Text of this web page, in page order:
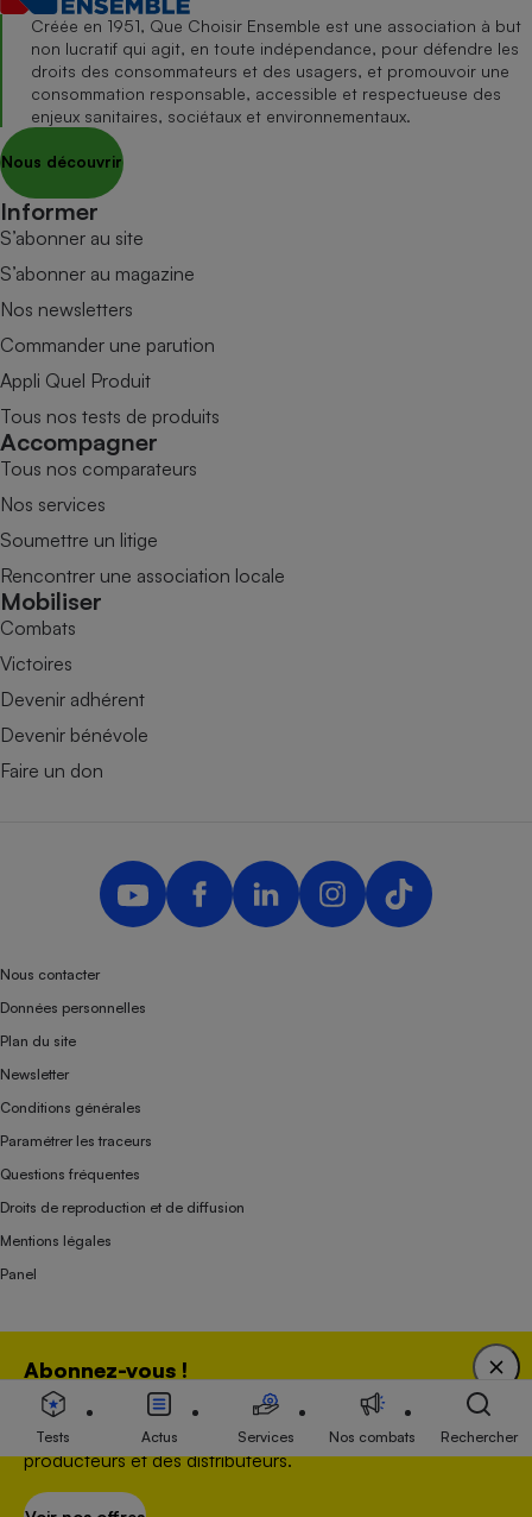
Abonnez-vous !
Bénéficiez d'une expertise unique tout en soutenant
une association 100 % indépendante de l'Etat, des
producteurs et des distributeurs.
Créée en 1951, Que Choisir Ensemble est une association à but
non lucratif qui agit, en toute indépendance, pour défendre les
droits des consommateurs et des usagers, et promouvoir une
consommation responsable, accessible et respectueuse des
enjeux sanitaires, sociétaux et environnementaux.
Nous découvrir
Informer
S’abonner au site
S’abonner au magazine
Nos newsletters
Commander une parution
Appli Quel Produit
Tous nos tests de produits
Accompagner
Tous nos comparateurs
Nos services
Soumettre un litige
Rencontrer une association locale
Mobiliser
Combats
Victoires
Devenir adhérent
Devenir bénévole
Faire un don
Nous contacter
Données personnelles
Plan du site
Newsletter
Conditions générales
Paramétrer les traceurs
Questions fréquentes
Droits de reproduction et de diffusion
Mentions légales
Panel
Association indépendante de l’État, des syndicats, des producteurs et des
distributeurs depuis 1951.
Tests Actus Services Nos combats Rechercher